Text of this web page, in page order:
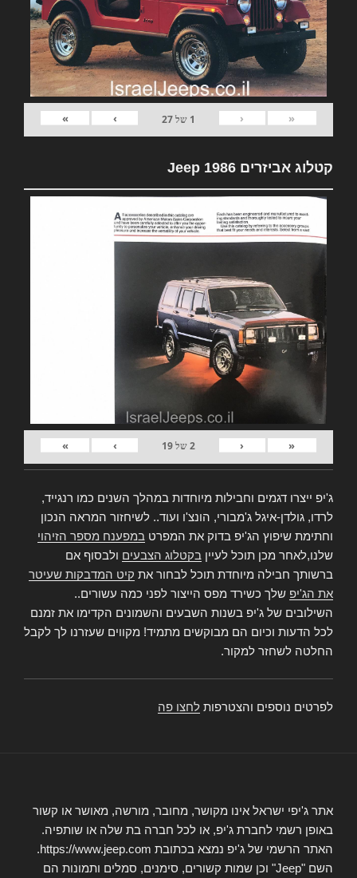
«
‹
1 של27
›
»
קטלוג אביזרים Jeep 1986
«
‹
2של19
›
»
ג'יפ ייצרו דגמים וחבילות מיוחדות במהלך השנים כמו רנגייד,
לרדו, גולדן-איגל ג'מבורי, הונצ'ו ועוד.. לשיחזור המראה הנכון
וחתימת שיפוץ הג'יפ בדוק את המפרט במפענח מספר הזיהוי
שלנו,לאחר מכן תוכל לעיין בקטלוג הצבעים ולבסוף אם
ברשותך חבילה מיוחדת תוכל לבחור את קיט המדבקות שעיטר
את הג'יפ שלך כשירד מפס הייצור לפני כמה עשורים..
השילובים של ג'יפ בשנות השבעים והשמונים הקדימו את זמנם
לכל הדעות וכיום הם מבוקשים מתמיד! מקווים שעזרנו לך לקבל
החלטה לשחזר למקור.
לפרטים נוספים והצטרפות לחצו פה
אתר ג'יפי ישראל אינו מקושר, מחובר, מורשה, מאושר או קשור
באופן רשמי לחברת ג'יפ, או לכל חברה בת שלה או שותפיה.
האתר הרשמי של ג'יפ נמצא בכתובת https://www.jeep.com.
השם "Jeep" וכן שמות קשורים, סימנים, סמלים ותמונות הם